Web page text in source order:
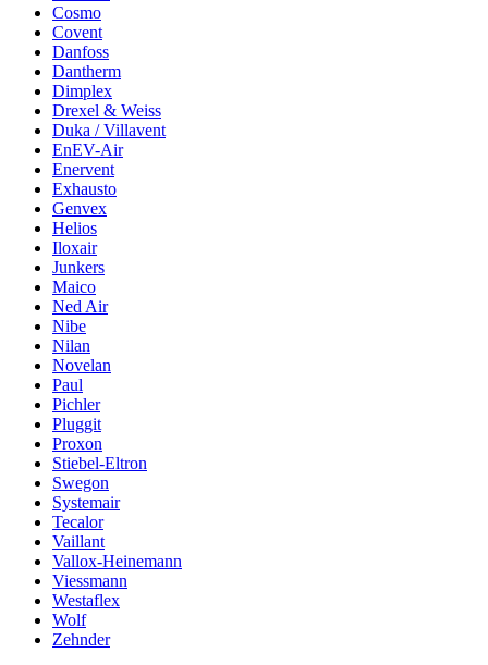
Cosmo
Covent
Danfoss
Dantherm
Dimplex
Drexel & Weiss
Duka / Villavent
EnEV-Air
Enervent
Exhausto
Genvex
Helios
Iloxair
Junkers
Maico
Ned Air
Nibe
Nilan
Novelan
Paul
Pichler
Pluggit
Proxon
Stiebel-Eltron
Swegon
Systemair
Tecalor
Vaillant
Vallox-Heinemann
Viessmann
Westaflex
Wolf
Zehnder